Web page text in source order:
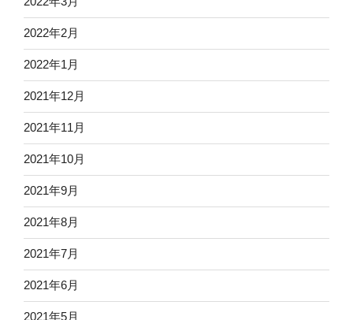
2022年2月
2022年1月
2021年12月
2021年11月
2021年10月
2021年9月
2021年8月
2021年7月
2021年6月
2021年5月